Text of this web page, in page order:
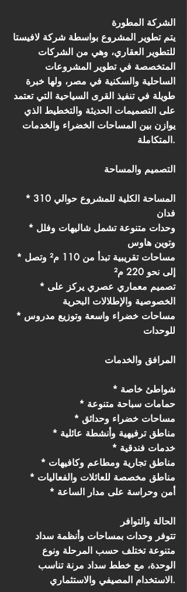
الشركة المطورة
يتم تطوير المشروع بواسطة شركة لافيستا
للتطوير العقاري، وهي من الشركات
المتخصصة في تطوير المشروعات
الساحلية والسكنية في مصر، ولها خبرة
طويلة في تنفيذ القرى السياحية التي تعتمد
على التصميمات الحديثة والتخطيط الذي
يوازن بين المساحات الخضراء والخدمات
المتكاملة.
التصميم والمساحة
* المساحة الكلية للمشروع حوالي 310
فدان
* وحدات متنوعة تشمل شاليهات وفلل
وتوين هاوس
* مساحات تقريبية تبدأ من 110 م² وتصل
إلى نحو 220 م²
* تصميم معماري عصري يركز على
الخصوصية والإطلالات البحرية
* مساحات خضراء واسعة وتوزيع مدروس
للوحدات
المرافق والخدمات
* شواطئ خاصة
* حمامات سباحة متنوعة
* مساحات خضراء وحدائق
* مناطق ترفيهية وأنشطة عائلية
* خدمات فندقية
* مناطق تجارية ومطاعم وكافيهات
* مناطق مخصصة للعائلات والفعاليات
* أمن وحراسة على مدار الساعة
الحالة والتوافر
تتوفر وحدات بمساحات وأنظمة سداد
متنوعة تختلف حسب المرحلة ونوع
الوحدة، مع خطط سداد مرنة تناسب
الاستخدام المصيفي والاستثماري.